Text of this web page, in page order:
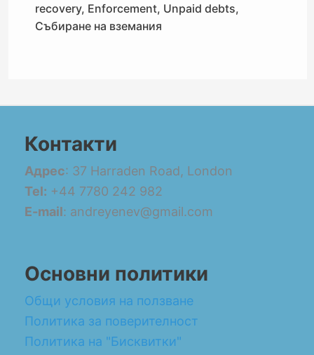
recovery, Enforcement, Unpaid debts,
Събиране на вземания
Контакти
Адрес: 37 Harraden Road, London
Tel: +44 7780 242 982
E-mail: andreyenev@gmail.com
Основни политики
Общи условия на ползване
Политика за поверителност
Политика на "Бисквитки"